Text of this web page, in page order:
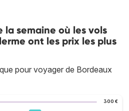
la semaine où les vols
ont les prix les plus
pour voyager de Bordeaux
300 €